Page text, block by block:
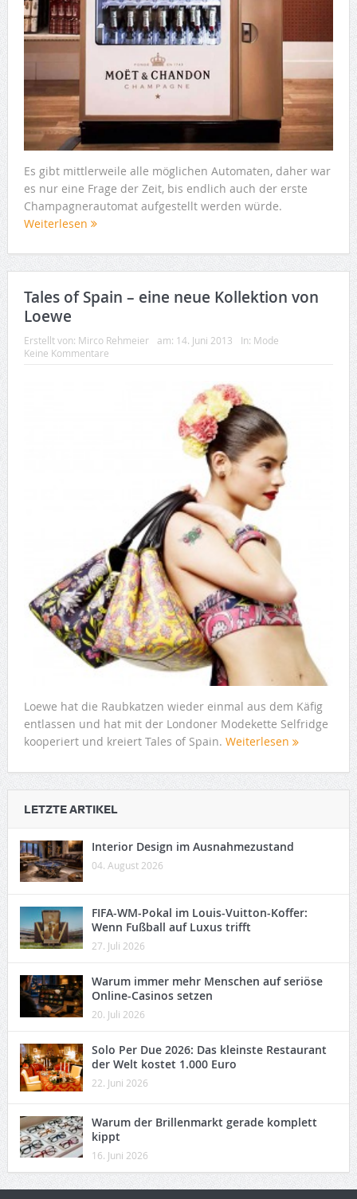
Es gibt mittlerweile alle möglichen Automaten, daher war
es nur eine Frage der Zeit, bis endlich auch der erste
Champagnerautomat aufgestellt werden würde.
Weiterlesen
Tales of Spain – eine neue Kollektion von
Loewe
Erstellt von: Mirco Rehmeier am: 14. Juni 2013 In: Mode
Keine Kommentare
Loewe hat die Raubkatzen wieder einmal aus dem Käfig
entlassen und hat mit der Londoner Modekette Selfridge
kooperiert und kreiert Tales of Spain. Weiterlesen
LETZTE ARTIKEL
Interior Design im Ausnahmezustand
04. August 2026
FIFA-WM-Pokal im Louis-Vuitton-Koffer:
Wenn Fußball auf Luxus trifft
27. Juli 2026
Warum immer mehr Menschen auf seriöse
Online-Casinos setzen
20. Juli 2026
Solo Per Due 2026: Das kleinste Restaurant
der Welt kostet 1.000 Euro
22. Juni 2026
Warum der Brillenmarkt gerade komplett
kippt
16. Juni 2026